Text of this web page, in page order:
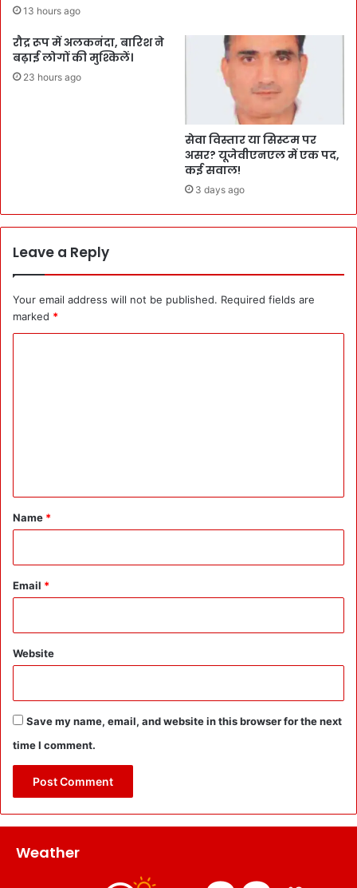
13 hours ago
रौद्र रूप में अलकनंदा, बारिश ने
बढ़ाई लोगों की मुश्किलें।
23 hours ago
सेवा विस्तार या सिस्टम पर
असर? यूजेवीएनएल में एक पद,
कई सवाल!
3 days ago
Leave a Reply
Your email address will not be published. Required fields are
marked *
*
Name *
Email *
Website
Save my name, email, and website in this browser for the next
time I comment.
Weather